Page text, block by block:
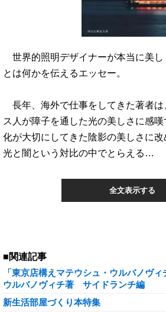
世界的照明デザイナーが本当に美し
とは何かを伝えるエッセー。
長年、海外で仕事をしてきた著者は
ス人が障子を通した光の美しさに感
化が大切にしてきた陰影の美しさに改
光と闇という対比の中でとらえる…
全文表示する
■関連記事
「東京店構えマテウシュ・ウルバノヴ
ウルバノヴィチ著 サイドランチ編
新生活部屋づくり本特集